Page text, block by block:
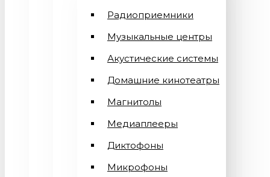
Радиоприемники
Музыкальные центры
Акустические системы
Домашние кинотеатры
Магнитолы
Медиаплееры
Диктофоны
Микрофоны